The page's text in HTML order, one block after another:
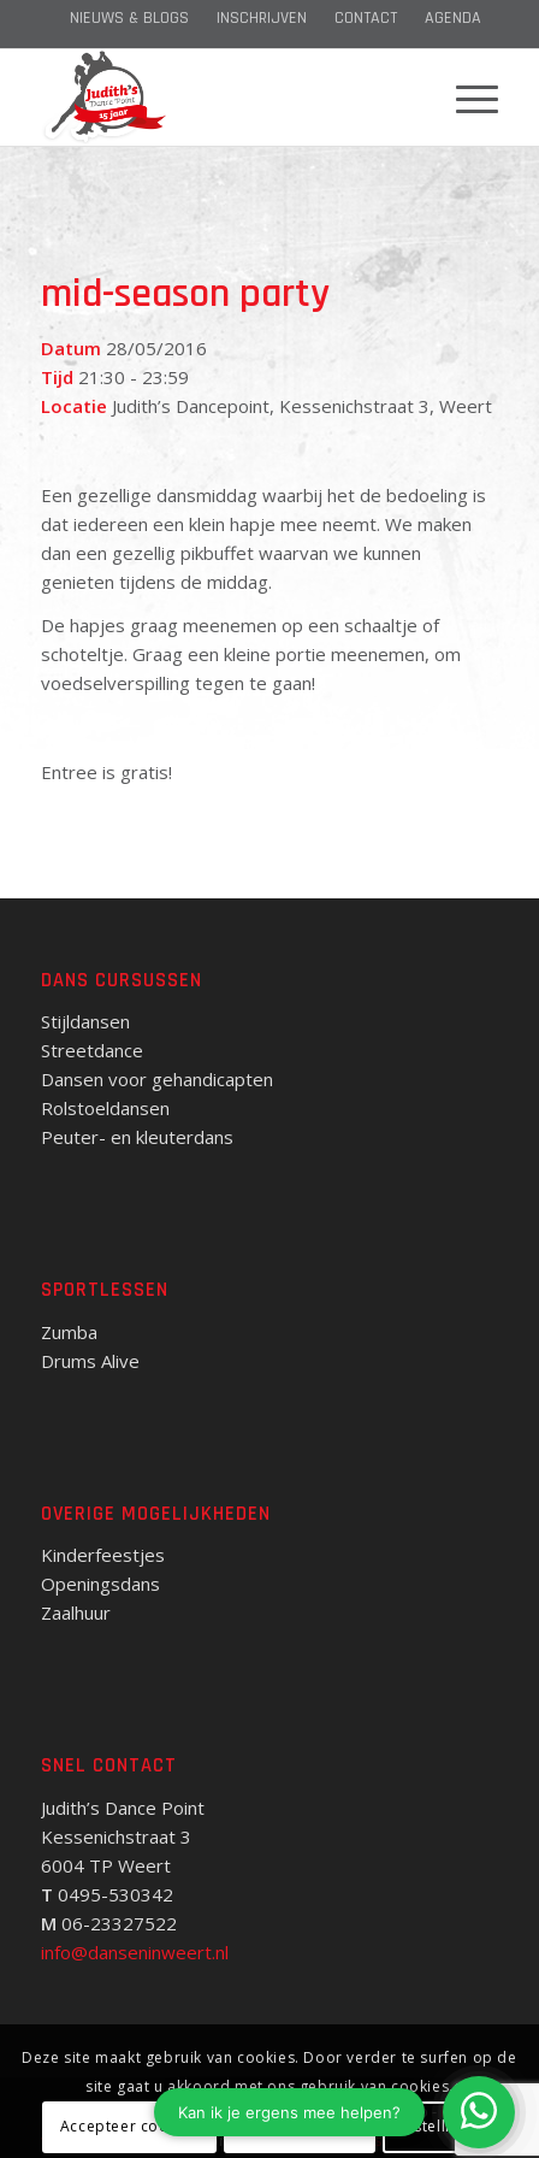
NIEUWS & BLOGS INSCHRIJVEN CONTACT AGENDA
mid-season party
Datum 28/05/2016
Tijd 21:30 - 23:59
Locatie Judith’s Dancepoint, Kessenichstraat 3, Weert
Een gezellige dansmiddag waarbij het de bedoeling is
dat iedereen een klein hapje mee neemt. We maken
dan een gezellig pikbuffet waarvan we kunnen
genieten tijdens de middag.
De hapjes graag meenemen op een schaaltje of
schoteltje. Graag een kleine portie meenemen, om
voedselverspilling tegen te gaan!
Entree is gratis!
DANS CURSUSSEN
Stijldansen
Streetdance
Dansen voor gehandicapten
Rolstoeldansen
Peuter- en kleuterdans
SPORTLESSEN
Zumba
Drums Alive
OVERIGE MOGELIJKHEDEN
Kinderfeestjes
Openingsdans
Zaalhuur
SNEL CONTACT
Judith’s Dance Point
Kessenichstraat 3
6004 TP Weert
T 0495-530342
M 06-23327522
info@danseninweert.nl
© Copyright - Dansen in Weert - Judith‘s Dance Studio -Privacy
verklaring
- Website doorEHS Communications
Deze site maakt gebruik van cookies. Door verder te surfen op de
site gaat u akkoord met ons gebruik van cookies.
Accepteer cookies
Weiger cookies Instellingen